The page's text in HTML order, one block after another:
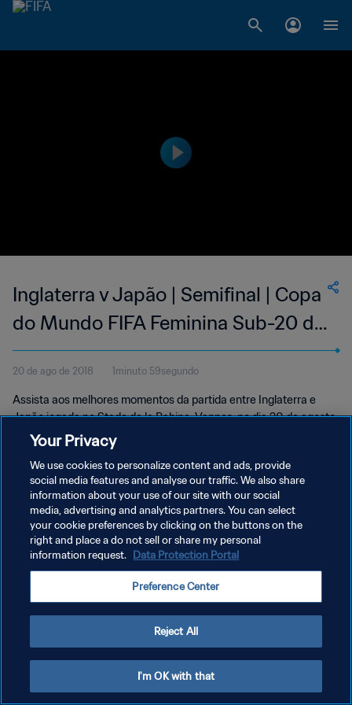
Inglaterra v Japão | Semifinal | Copa
do Mundo FIFA Feminina Sub-20 de
2018, na França | Melhores
Momentos
20 de ago de 2018 1minuto 59segundo
Assista aos melhores momentos da partida entre Inglaterra e
Japão jogada no Stade de la Rabine, Vannes, no dia 20 de agosto
de 2018, segunda-feira.
POLÍTICA DE PRIVACIDADE
TERMOS DE SERVIÇO
ADMINISTRAR AS PREFERÊNCIAS DE COOKIES
Your Privacy
We use cookies to personalize content and ads, provide
social media features and analyse our traffic. We also share
information about your use of our site with our social
media, advertising and analytics partners. You can select
your cookie preferences by clicking on the buttons on the
right and place a do not sell or share my personal
information request. Data Protection Portal
Preference Center
Reject All
I'm OK with that